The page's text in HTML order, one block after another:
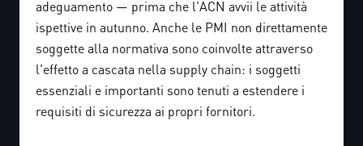
adeguamento — prima che l'ACN avvii le attività
ispettive in autunno. Anche le PMI non direttamente
soggette alla normativa sono coinvolte attraverso
l'effetto a cascata nella supply chain: i soggetti
essenziali e importanti sono tenuti a estendere i
requisiti di sicurezza ai propri fornitori.